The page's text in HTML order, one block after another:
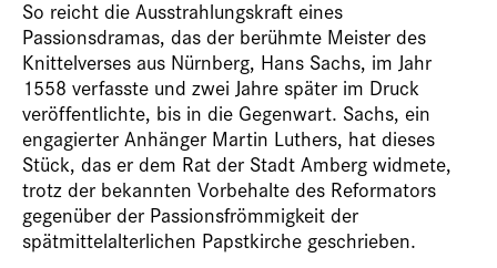
So reicht die Ausstrahlungskraft eines
Passionsdramas, das der berühmte Meister des
Knittelverses aus Nürnberg, Hans Sachs, im Jahr
1558 verfasste und zwei Jahre später im Druck
veröffentlichte, bis in die Gegenwart. Sachs, ein
engagierter Anhänger Martin Luthers, hat dieses
Stück, das er dem Rat der Stadt Amberg widmete,
trotz der bekannten Vorbehalte des Reformators
gegenüber der Passionsfrömmigkeit der
spätmittelalterlichen Papstkirche geschrieben.